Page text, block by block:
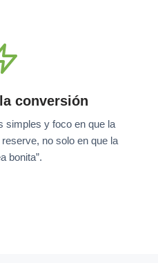
conversión
simples y foco en que la
no solo en que la
bonita”.